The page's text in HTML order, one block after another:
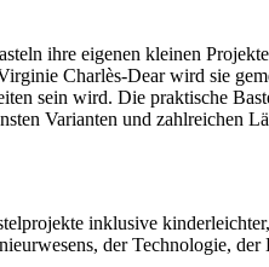
ihre eigenen kleinen
Charlès-Dear wird sie
sein wird. Die praktische
Varianten und zahlreichen
inklusive
der Technologie,